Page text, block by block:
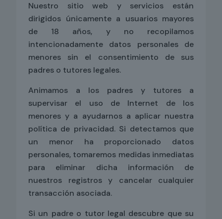
Nuestro sitio web y servicios están
dirigidos únicamente a usuarios mayores
de 18 años, y no recopilamos
intencionadamente datos personales de
menores sin el consentimiento de sus
padres o tutores legales.
Animamos a los padres y tutores a
supervisar el uso de Internet de los
menores y a ayudarnos a aplicar nuestra
política de privacidad. Si detectamos que
un menor ha proporcionado datos
personales, tomaremos medidas inmediatas
para eliminar dicha información de
nuestros registros y cancelar cualquier
transacción asociada.
Si un padre o tutor legal descubre que su